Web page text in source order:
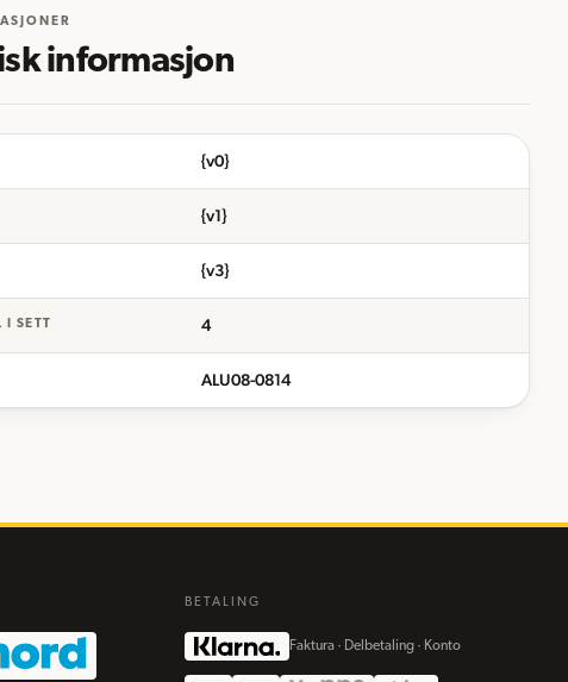
informasjon
{v0}
{v1}
{v3}
I SETT 4
ALU08-0814
BETALING
Faktura · Delbetaling · Konto